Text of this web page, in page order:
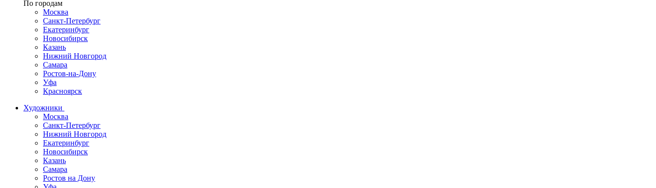
По городам
Москва
Санкт-Петербург
Екатеринбург
Новосибирск
Казань
Нижний Новгород
Самара
Ростов-на-Дону
Уфа
Красноярск
Художники
Москва
Санкт-Петербург
Нижний Новгород
Екатеринбург
Новосибирск
Казань
Самара
Ростов на Дону